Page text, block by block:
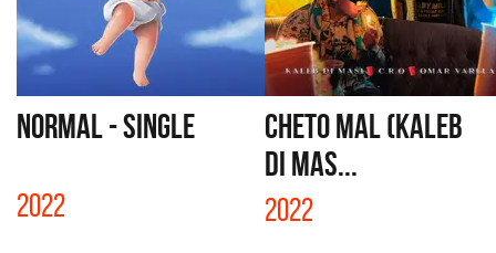
NORMAL - SINGLE
2022
CHETO MAL (KALEB
DI MAS...
2022